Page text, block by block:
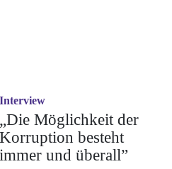
Interview
„Die Möglichkeit der
Korruption besteht
immer und überall”